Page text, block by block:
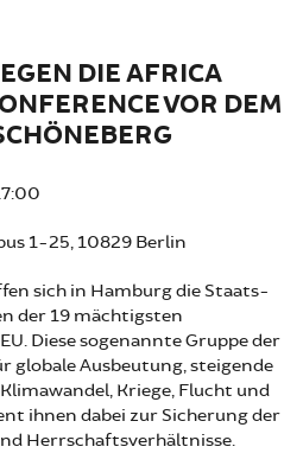
DIE AFRICA
VOR DEM
1-25, 10829 Berlin
sich in Hamburg die Staats-
der 19 mächtigsten
Diese sogenannte Gruppe der
Ausbeutung, steigende
Kriege, Flucht und
ihnen dabei zur Sicherung der
Herrschaftsverhältnisse.